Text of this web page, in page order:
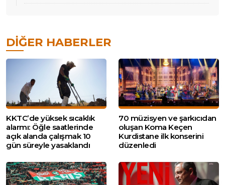
DIĞER HABERLER
KKTC’de yüksek sıcaklık
alarmı: Öğle saatlerinde
açık alanda çalışmak 10
gün süreyle yasaklandı
70 müzisyen ve şarkıcıdan
oluşan Koma Keçen
Kurdistane ilk konserini
düzenledi